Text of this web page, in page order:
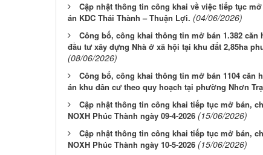
Cập nhật thông tin công khai về việc tiếp tục
án KDC Thái Thành – Thuận Lợi. (04/06/2026)
Công bố, công khai thông tin mở bán 1.382
đầu tư xây dựng Nhà ở xã hội tại khu đất 2,85ha
(08/06/2026)
Công bố, công khai thông tin mở bán 1104 căn
án khu dân cư theo quy hoạch tại phường Nhơn
Cập nhật thông tin công khai tiếp tục mở bán,
NOXH Phúc Thành ngày 09-4-2026 (15/06/2026)
Cập nhật thông tin công khai tiếp tục mở bán,
NOXH Phúc Thành ngày 10-5-2026 (15/06/2026)